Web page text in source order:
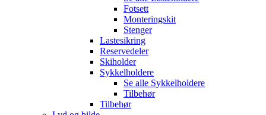
Fotsett
Monteringskit
Stenger
Lastesikring
Reservedeler
Skiholder
Sykkelholdere
Se alle Sykkelholdere
Tilbehør
Tilbehør